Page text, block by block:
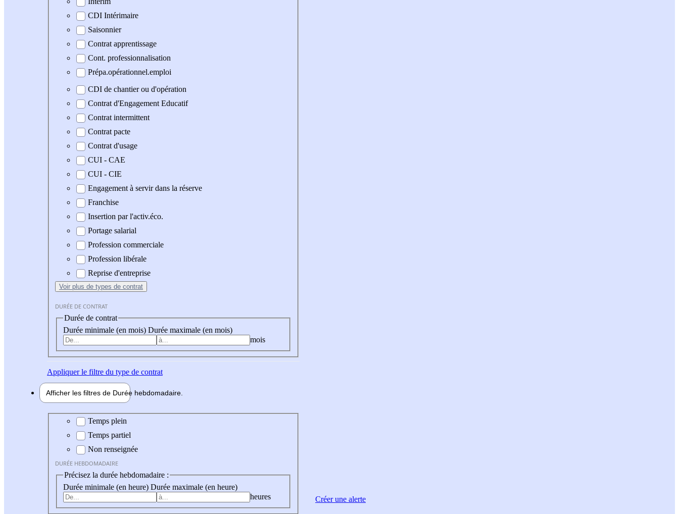
CDI Intérimaire
Saisonnier
Contrat apprentissage
Cont. professionnalisation
Prépa.opérationnel.emploi
CDI de chantier ou d'opération
Contrat d'Engagement Educatif
Contrat intermittent
Contrat pacte
Contrat d'usage
CUI - CAE
CUI - CIE
Engagement à servir dans la réserve
Franchise
Insertion par l'activ.éco.
Portage salarial
Profession commerciale
Profession libérale
Reprise d'entreprise
Voir plus de types de contrat
DURÉE DE CONTRAT
Durée de contrat
Durée minimale (en mois) Durée maximale (en mois)
mois
Appliquerle filtre du type de contrat
Afficher les filtres de Durée hebdomadaire
Durée hebdomadaire
Temps plein
Temps partiel
Non renseignée
DURÉE HEBDOMADAIRE
Précisez la durée hebdomadaire :
Durée minimale (en heure) Durée maximale (en heure)
heures
Créer une alerte